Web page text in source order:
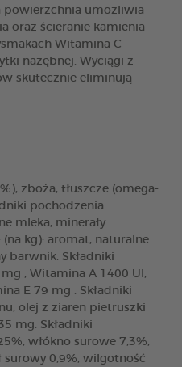
powierzchnia umożliwia
oraz ścieranie kamienia
Witamina C
nazębnej. Wyciągi z
skutecznie eliminują
zboża, tłuszcze (omega-
pochodzenia
mleka, minerały.
(na kg): aromat, naturalne
barwnik. Składniki
, Witamina A 1400 UI,
E 79 mg . Składniki
olej z ziaren pietruszki
mg. Składniki
włókno surowe 7,3%,
surowy 0,9%, wilgotność